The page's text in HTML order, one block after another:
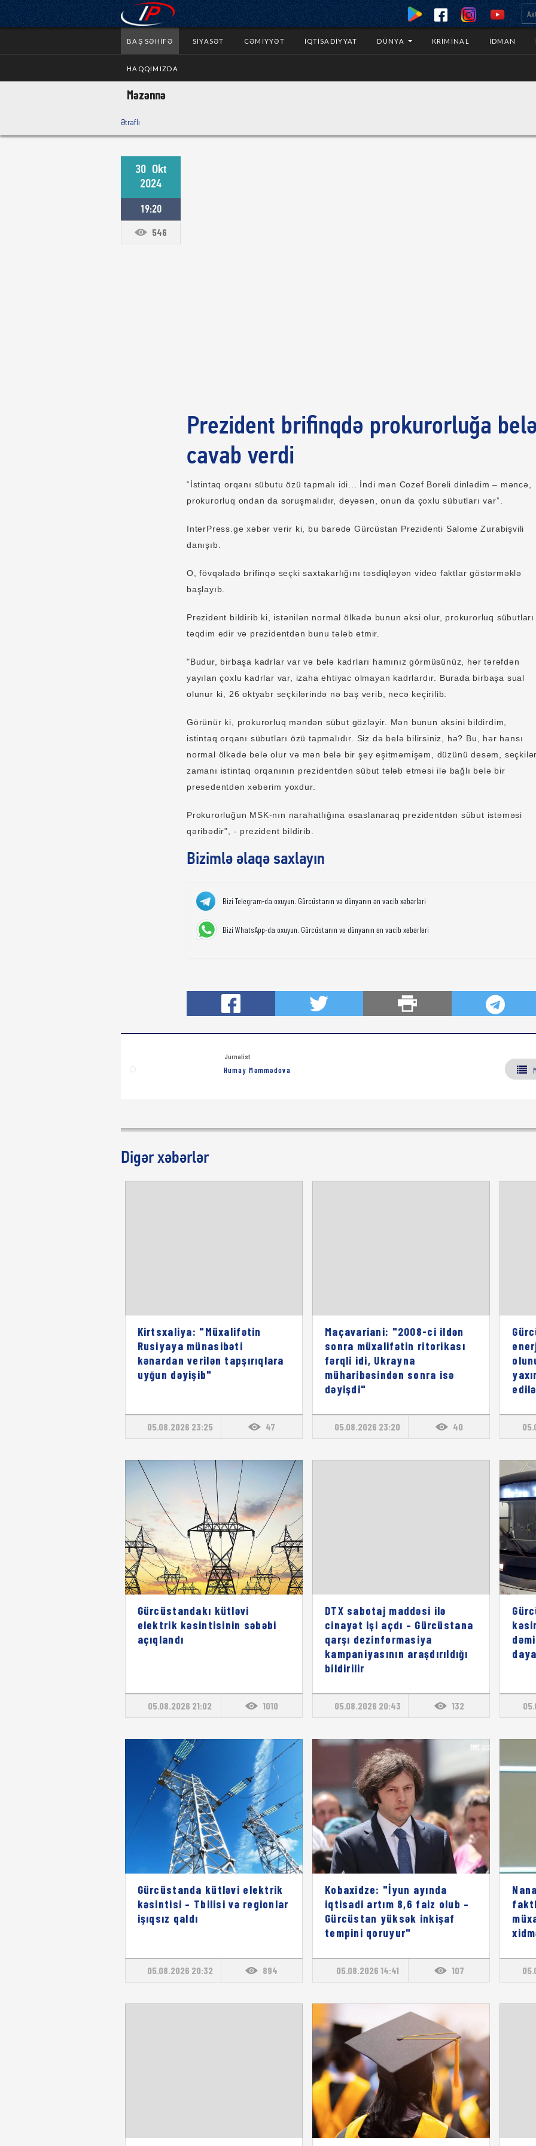
BAŞ SƏHIFƏ SIYASƏT CƏMIYYƏT İQTISADIYYAT DÜNYA KRIMINAL İDMAN
HAQQIMIZDA
Məzənnə
Ətraflı
30 Okt
2024
19:20
546
Prezident brifinqdə prokurorluğa
cavab verdi
“İstintaq orqanı sübutu özü tapmalı idi... İndi mən Cozef Boreli dinlədim – məncə,
prokurorluq ondan da soruşmalıdır, deyəsən, onun da çoxlu sübutları var”.
InterPress.ge xəbər verir ki, bu barədə Gürcüstan Prezidenti Salome Zurabişvili
danışıb.
O, fövqəladə brifinqə seçki saxtakarlığını təsdiqləyən video faktlar göstərməklə
başlayıb.
Prezident bildirib ki, istənilən normal ölkədə bunun əksi olur, prokurorluq sübutları
təqdim edir və prezidentdən bunu tələb etmir.
"Budur, birbaşa kadrlar var və belə kadrları hamınız görmüsünüz, hər tərəfdən
yayılan çoxlu kadrlar var, izaha ehtiyac olmayan kadrlardır. Burada birbaşa sual
olunur ki, 26 oktyabr seçkilərində nə baş verib, necə keçirilib.
Görünür ki, prokurorluq məndən sübut gözləyir. Mən bunun əksini bildirdim,
istintaq orqanı sübutları özü tapmalıdır. Siz də belə bilirsiniz, hə? Bu, hər hansı
normal ölkədə belə olur və mən belə bir şey eşitməmişəm, düzünü desəm,
zamanı istintaq orqanının prezidentdən sübut tələb etməsi ilə bağlı belə bir
presedentdən xəbərim yoxdur.
Prokurorluğun MSK-nın narahatlığına əsaslanaraq prezidentdən sübut istəməsi
qəribədir", - prezident bildirib.
Bizimlə əlaqə saxlayın
Bizi Telegram-da oxuyun. Gürcüstanın və dünyanın ən vacib xəbərləri
Bizi WhatsApp-da oxuyun. Gürcüstanın və dünyanın ən vacib xəbərləri
Jurnalist
Humay Məmmədova
Digər xəbərlər
Kirtsxaliya: "Müxalifətin
Rusiyaya münasibəti
kənardan verilən tapşırıqlara
uyğun dəyişib"
05.08.2026 23:25 47
Maçavariani: "2008-ci ildən
sonra müxalifətin ritorikası
fərqli idi, Ukrayna
müharibəsindən sonra isə
dəyişdi"
05.08.2026 23:20 40
Gürcüstandakı kütləvi
elektrik kəsintisinin səbəbi
açıqlandı
05.08.2026 21:02 1010
DTX sabotaj maddəsi ilə
cinayət işi açdı – Gürcüstana
qarşı dezinformasiya
kampaniyasının araşdırıldığı
bildirilir
05.08.2026 20:43 132
Gürcüstanda kütləvi elektrik
kəsintisi – Tbilisi və regionlar
işıqsız qaldı
05.08.2026 20:32 894
Kobaxidze: "İyun ayında
iqtisadi artım 8,6 faiz olub –
Gürcüstan yüksək inkişaf
tempini qoruyur"
05.08.2026 14:41 107